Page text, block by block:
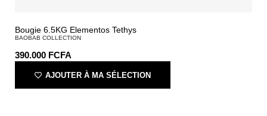
Bougie 6.5KG Elementos Tethys
BAOBAB COLLECTION
390.000 FCFA
AJOUTER À MA SÉLECTION